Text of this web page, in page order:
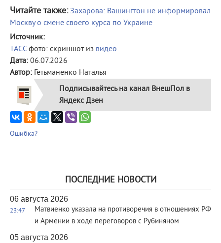
Читайте также: Захарова: Вашингтон не информировал
Москву о смене своего курса по Украине
Источник:
ТАССфото: скриншот из видео
Дата: 06.07.2026
Автор: Гетьманенко Наталья
Подписывайтесь на канал ВнешПол в
Яндекс Дзен
Ошибка?
ПОСЛЕДНИЕ НОВОСТИ
06 августа 2026
23:47
Матвиенко указала на противоречия в отношениях РФ
и Армении в ходе переговоров с Рубиняном
05 августа 2026